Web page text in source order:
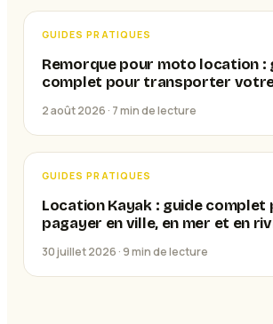
GUIDES PRATIQUES
Remorque pour moto location :
complet pour transporter
2 août 2026 · 7min de lecture
GUIDES PRATIQUES
Location Kayak : guide complet
pagayer en ville, en mer et en
30 juillet 2026 ·9min de lecture